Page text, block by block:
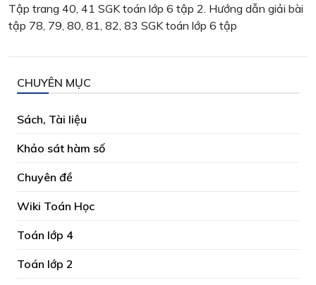
Tập trang 40, 41 SGK toán lớp 6 tập 2. Hướng dẫn giải bài
tập 78, 79, 80, 81, 82, 83 SGK toán lớp 6 tập
CHUYÊN MỤC
Sách, Tài liệu
Khảo sát hàm số
Chuyên đề
Wiki Toán Học
Toán lớp 4
Toán lớp 2